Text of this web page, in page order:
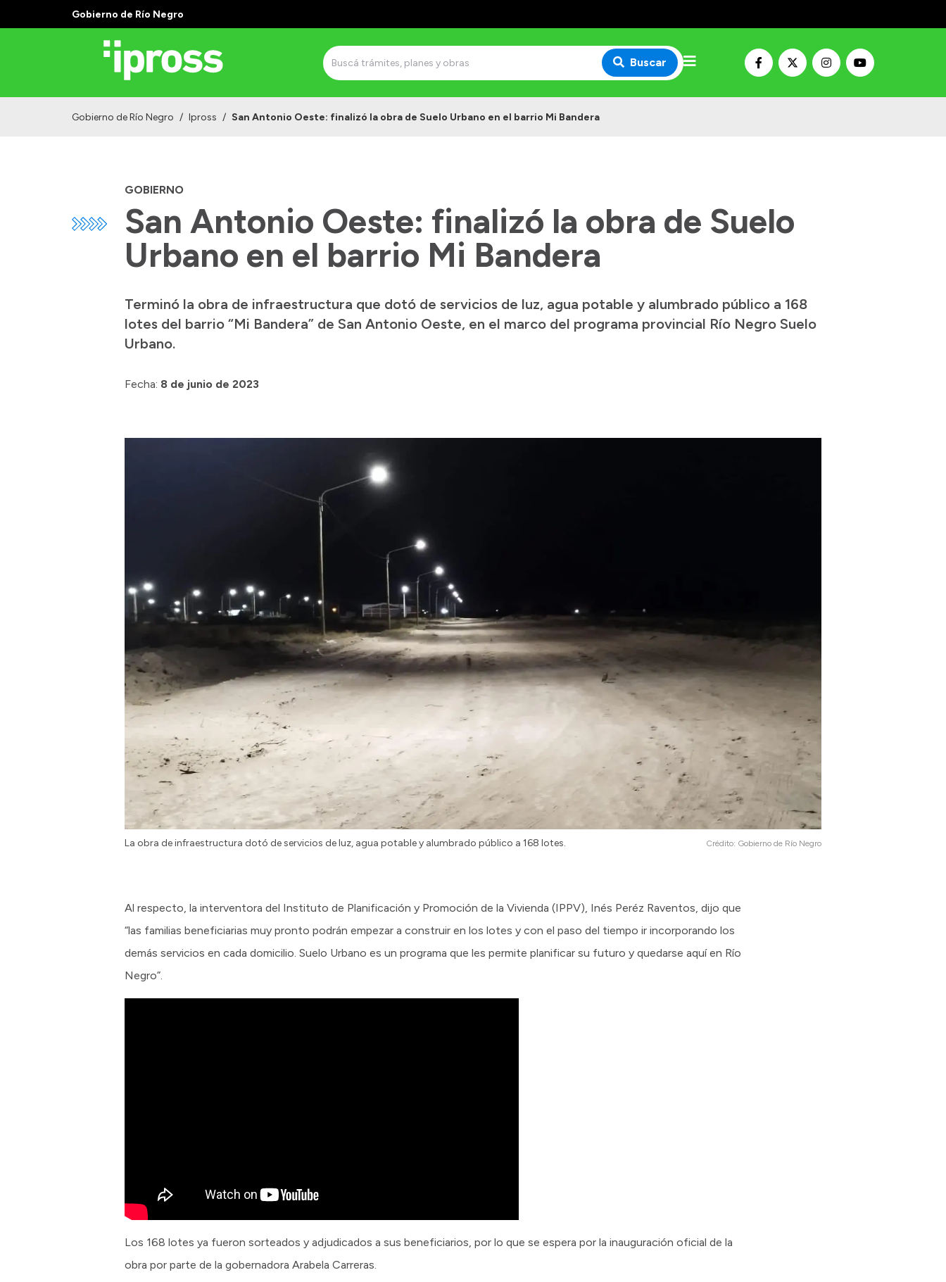
Gobierno de Río Negro
Buscar
Gobierno de Río Negro / Ipross / San Antonio Oeste: finalizó la obra de Suelo Urbano en el barrio Mi Bandera
GOBIERNO
San Antonio Oeste: finalizó la obra de Suelo
Urbano en el barrio Mi Bandera
Terminó la obra de infraestructura que dotó de servicios de luz, agua potable y alumbrado público a 168
lotes del barrio “Mi Bandera” de San Antonio Oeste, en el marco del programa provincial Río Negro Suelo
Urbano.
Fecha: 8 de junio de 2023
La obra de infraestructura dotó de servicios de luz, agua potable y alumbrado público a 168 lotes. Crédito: Gobierno de Río Negro
Al respecto, la interventora del Instituto de Planificación y Promoción de la Vivienda (IPPV), Inés Peréz Raventos, dijo que
“las familias beneficiarias muy pronto podrán empezar a construir en los lotes y con el paso del tiempo ir incorporando los
demás servicios en cada domicilio. Suelo Urbano es un programa que les permite planificar su futuro y quedarse aquí en Río
Negro”.
Los 168 lotes ya fueron sorteados y adjudicados a sus beneficiarios, por lo que se espera por la inauguración oficial de la
obra por parte de la gobernadora Arabela Carreras.